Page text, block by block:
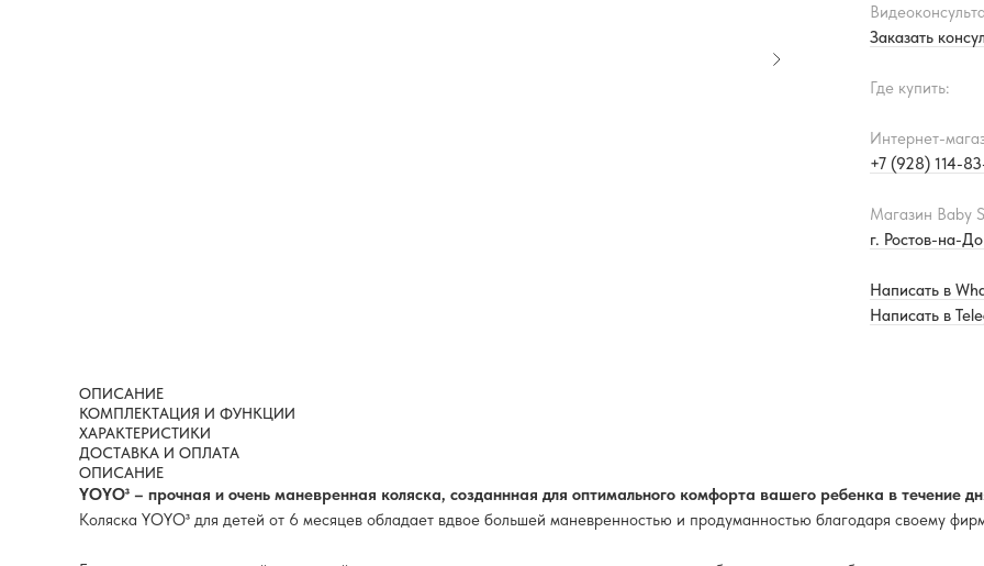
Заказать
Где купить:
Интернет-
+7 (928) 114-
Магазин Baby
г. Ростов-на-
Написать в
Написать в
ОПИСАНИЕ
КОМПЛЕКТАЦИЯ И ФУНКЦИИ
ХАРАКТЕРИСТИКИ
ДОСТАВКА И ОПЛАТА
ОПИСАНИЕ
YOYO³ – прочная и очень маневренная коляска, созданнная для оптимального комфорта вашего ребенка в течение
Коляска YOYO³ для детей от 6 месяцев обладает вдвое большей маневренностью и продуманностью благодаря своему